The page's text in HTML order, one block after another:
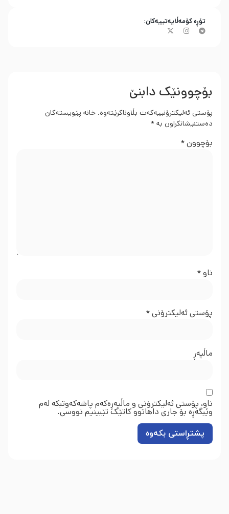
تۆڕە کۆمەڵایەتییەکان:
بۆچوونێک دابنێ
پۆستی ئەلیکترۆنییەکەت بڵاوناکرێتەوە. خانە پێویستەکان
دەستنیشانکراون بە *
بۆچوون*
ناو*
پۆستی ئەلیکترۆنی*
ماڵپه‌ڕ
ناو، پۆستی ئەلیکترۆنی و ماڵپەڕەکەم پاشەکەوتبکە لەم
وێبگەڕە بۆ جاری داهاتوو کاتێک تێبینیم نووسی.